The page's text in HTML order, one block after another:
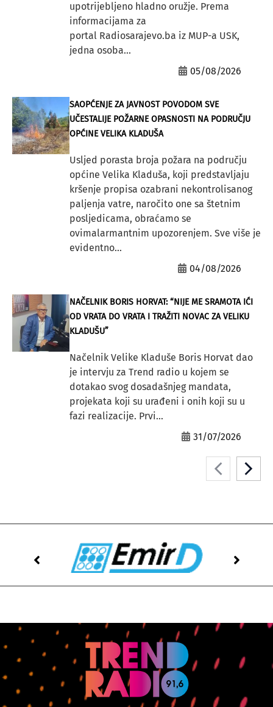
upotrijebljeno hladno oružje. Prema
informacijama za
portal Radiosarajevo.ba iz MUP-a USK,
jedna osoba...
05/08/2026
SAOPĆENJE ZA JAVNOST POVODOM SVE
UČESTALIJE POŽARNE OPASNOSTI NA PODRUČJU
OPĆINE VELIKA KLADUŠA
Usljed porasta broja požara na području
općine Velika Kladuša, koji predstavljaju
kršenje propisa ozabrani nekontrolisanog
paljenja vatre, naročito one sa štetnim
posljedicama, obraćamo se
ovimalarmantnim upozorenjem. Sve više je
evidentno...
04/08/2026
NAČELNIK BORIS HORVAT: “NIJE ME SRAMOTA IĆI
OD VRATA DO VRATA I TRAŽITI NOVAC ZA VELIKU
KLADUŠU”
Načelnik Velike Kladuše Boris Horvat dao
je intervju za Trend radio u kojem se
dotakao svog dosadašnjeg mandata,
projekata koji su urađeni i onih koji su u
fazi realizacije. Prvi...
31/07/2026